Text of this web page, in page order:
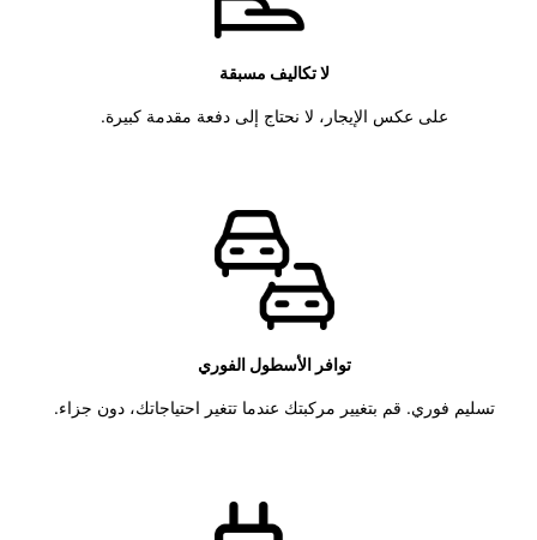
لا تكاليف مسبقة
على عكس الإيجار، لا نحتاج إلى دفعة مقدمة كبيرة.
توافر الأسطول الفوري
تسليم فوري. قم بتغيير مركبتك عندما تتغير احتياجاتك، دون جزاء.